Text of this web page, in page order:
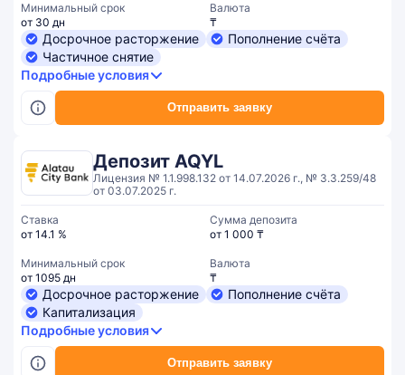
Отправить заявку
Минимальный срок
от 30 дн
Валюта
₸
Досрочное расторжение
Пополнение счёта
Частичное снятие
Подробные условия
Депозит AQYL
Лицензия № 1.1.998.132 от 14.07.2026 г., № 3.3.259/48
от 03.07.2025 г.
Отправить заявку
Ставка
от 14.1 %
Сумма депозита
от 1 000 ₸
Минимальный срок
от 1095 дн
Валюта
₸
Досрочное расторжение
Пополнение счёта
Капитализация
Подробные условия